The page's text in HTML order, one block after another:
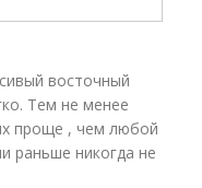
восточный
Тем не менее
проще , чем любой
раньше никогда не